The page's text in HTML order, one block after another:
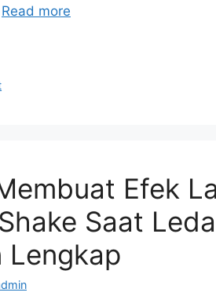
Read more
Efek
Saat
Lengkap